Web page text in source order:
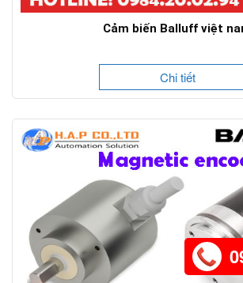
Cảm biến Balluff việt
Chi tiết